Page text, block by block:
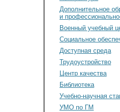
Дополнительное
и
Военный учебный
Социальное
Доступная среда
Трудоустройство
Центр качества
Библиотека
Учебно-научная
УМО по ГМ